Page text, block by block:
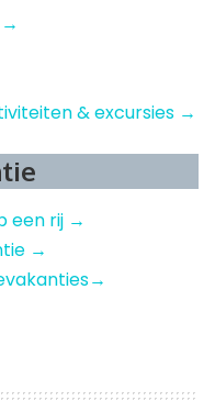
→
& excursies →
een rij →
→